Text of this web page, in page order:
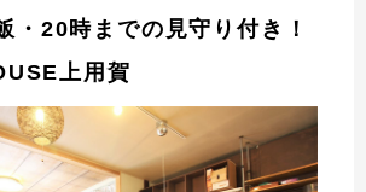
・20時までの見守り付き！
上用賀